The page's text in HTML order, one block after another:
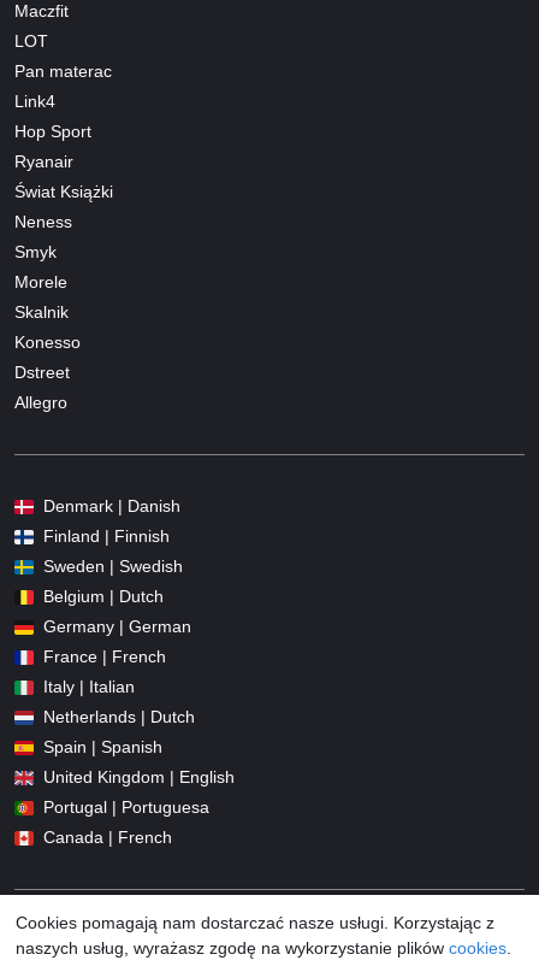
Maczfit
LOT
Pan materac
Link4
Hop Sport
Ryanair
Świat Książki
Neness
Smyk
Morele
Skalnik
Konesso
Dstreet
Allegro
Denmark | Danish
Finland | Finnish
Sweden | Swedish
Belgium | Dutch
Germany | German
France | French
Italy | Italian
Netherlands | Dutch
Spain | Spanish
United Kingdom | English
Portugal | Portuguesa
Canada | French
Cookies pomagają nam dostarczać nasze usługi. Korzystając z
naszych usług, wyrażasz zgodę na wykorzystanie plików cookies